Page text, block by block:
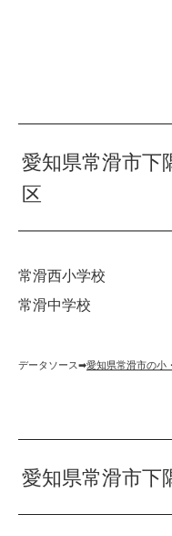
愛知県常滑市下
区
常滑西小学校
常滑中学校
データソース➡︎愛知県常滑市の小
愛知県常滑市下